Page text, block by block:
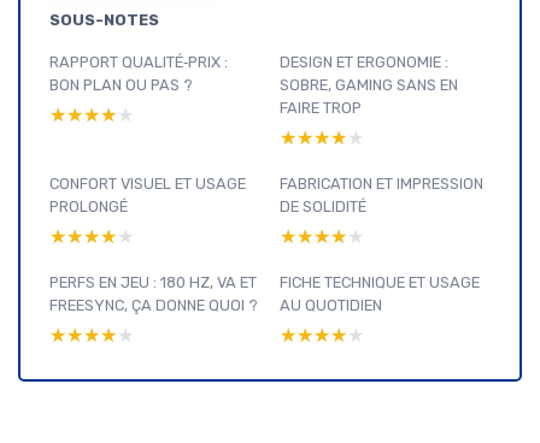
SOUS-NOTES
RAPPORT QUALITÉ‑PRIX :
BON PLAN OU PAS ?
★★★★★
★★★★★
DESIGN ET ERGONOMIE :
SOBRE, GAMING SANS EN
FAIRE TROP
★★★★★
★★★★★
CONFORT VISUEL ET USAGE
PROLONGÉ
★★★★★
★★★★★
FABRICATION ET IMPRESSION
DE SOLIDITÉ
★★★★★
★★★★★
PERFS EN JEU : 180 HZ, VA ET
FREESYNC, ÇA DONNE QUOI ?
★★★★★
★★★★★
FICHE TECHNIQUE ET USAGE
AU QUOTIDIEN
★★★★★
★★★★★